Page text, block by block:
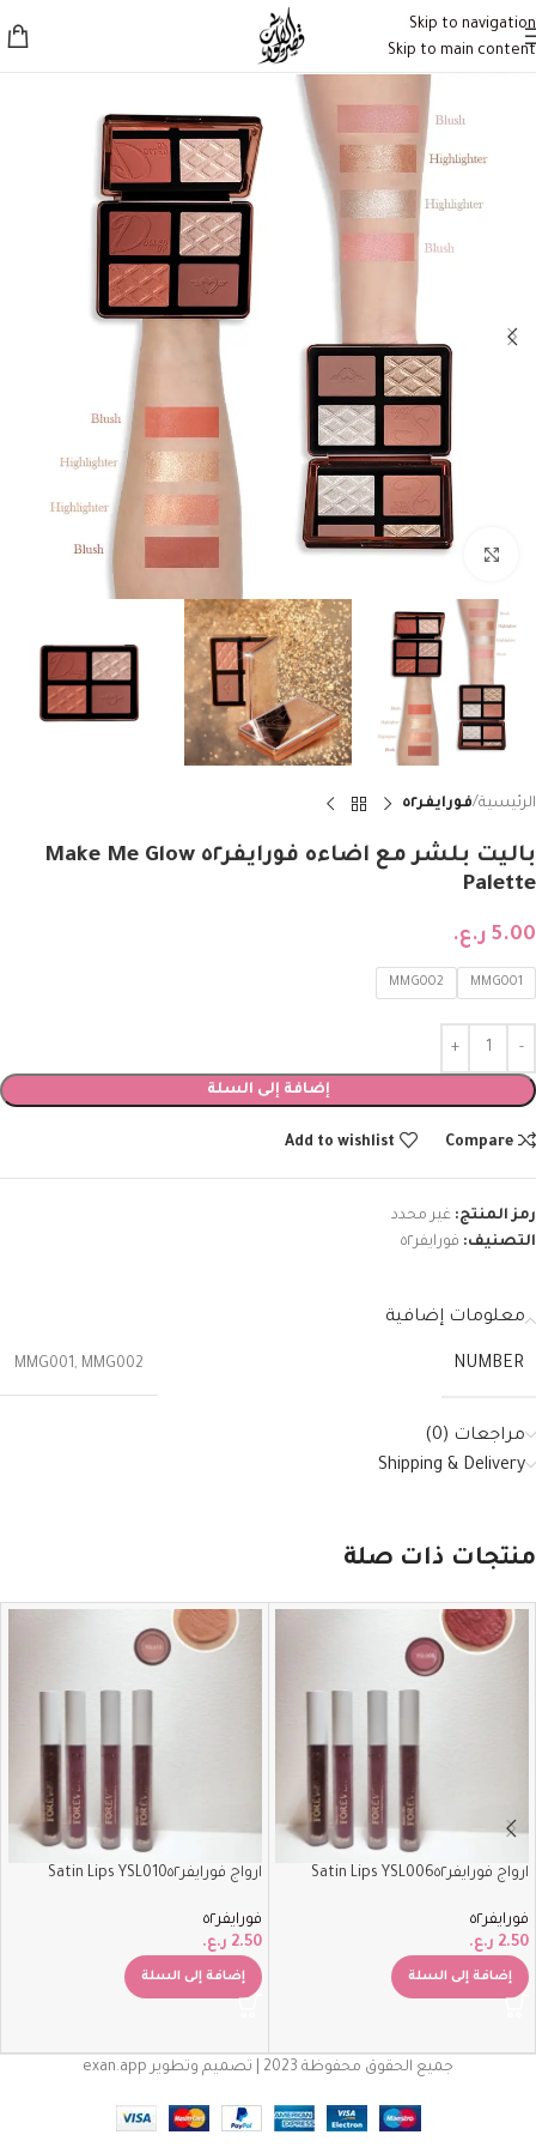
Skip to navigation
Skip to main content
Click to enlarge
الرئيسية فورايفر٥٢
باليت بلشر مع اضاءه فورايفر٥٢ Make Me Glow
Palette
5.00 ر.ع.
MMG001
MMG002
إضافة إلى السلة
Compare
Add to wishlist
رمز المنتج: غير محدد
التصنيف: فورايفر٥٢
معلومات إضافية
NUMBER
MMG001, MMG002
مراجعات (0)
Shipping & Delivery
منتجات ذات صلة
ارواج فورايفر٥٢‏Satin Lips YSL006
فورايفر٥٢
2.50 ر.ع.
إضافة إلى السلة
ارواج فورايفر٥٢‏Satin Lips YSL010
فورايفر٥٢
2.50 ر.ع.
إضافة إلى السلة
جميع الحقوق محفوظة 2023 | تصميم وتطوير exan.app